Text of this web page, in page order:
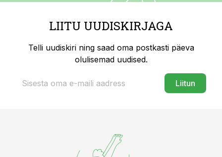
LIITU UUDISKIRJAGA
Telli uudiskiri ning saad oma postkasti päeva
olulisemad uudised.
Liitun